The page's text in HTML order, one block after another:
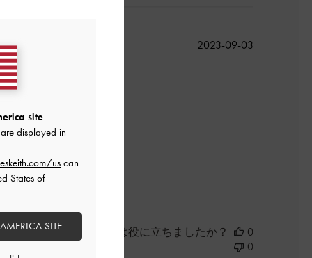
かった
公
2023-09-03
このレビューは役に立ちましたか？
0
0
site
displayed in
us can
States of
SITE